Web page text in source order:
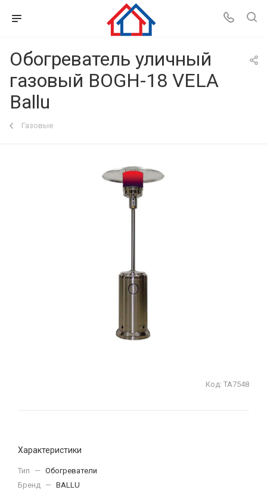
Обогреватель уличный
газовый BOGH-18 VELA
Ballu
Газовые
Код: ТА7548
Характеристики
Тип — Обогреватели
Бренд — BALLU